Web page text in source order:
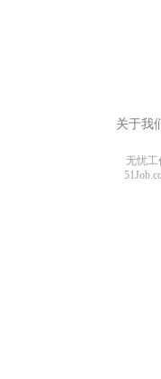
关于我
无忧工